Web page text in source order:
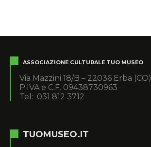
ASSOCIAZIONE CULTURALE TUO MUSEO
Via Mazzini 18/B – 22036 Erba (CO)
P.IVA e C.F. 09438730963
Tel: 031 812 3712
TUOMUSEO.IT